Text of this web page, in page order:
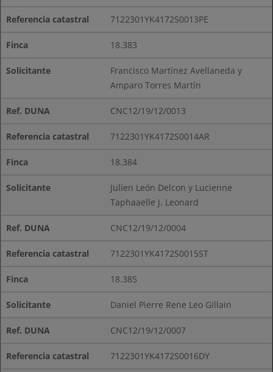
7122301YK4172S0013PE
18.383
Francisco Martínez Avellaneda y
Amparo Torres Martín
CNC12/19/12/0013
7122301YK4172S0014AR
18.384
Julien León Delcon y Lucienne
Taphaaelle J. Leonard
CNC12/19/12/0004
7122301YK4172S0015ST
18.385
Daniel Pierre Rene Leo Gillain
CNC12/19/12/0007
7122301YK4172S0016DY